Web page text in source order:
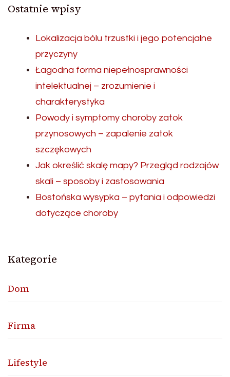
Ostatnie wpisy
Lokalizacja bólu trzustki i jego potencjalne
przyczyny
Łagodna forma niepełnosprawności
intelektualnej – zrozumienie i
charakterystyka
Powody i symptomy choroby zatok
przynosowych – zapalenie zatok
szczękowych
Jak określić skalę mapy? Przegląd rodzajów
skali – sposoby i zastosowania
Bostońska wysypka – pytania i odpowiedzi
dotyczące choroby
Kategorie
Dom
Firma
Lifestyle